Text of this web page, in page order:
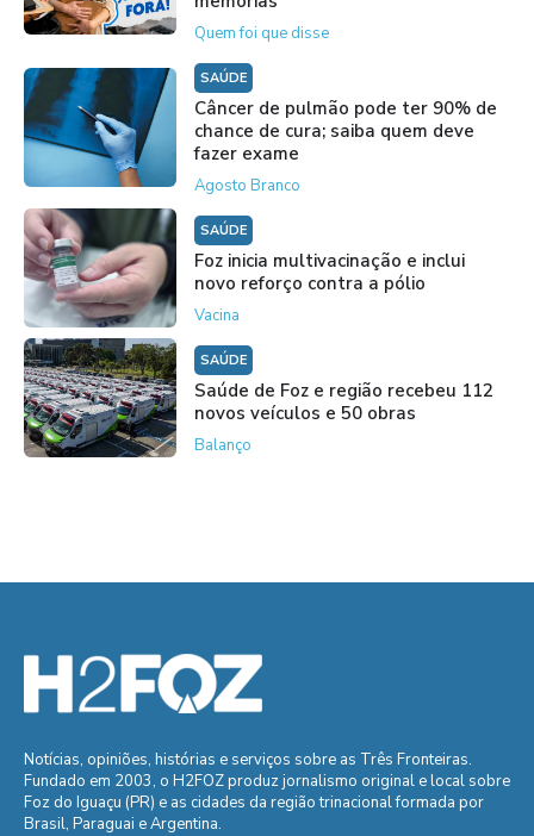
Quem foi que disse
SAÚDE
Câncer de pulmão pode ter 90% de
chance de cura; saiba quem deve
fazer exame
Agosto Branco
SAÚDE
Foz inicia multivacinação e inclui
novo reforço contra a pólio
Vacina
SAÚDE
Saúde de Foz e região recebeu 112
novos veículos e 50 obras
Balanço
Notícias, opiniões, histórias e serviços sobre as Três Fronteiras.
Fundado em 2003, o H2FOZ produz jornalismo original e local sobre
Foz do Iguaçu (PR) e as cidades da região trinacional formada por
Brasil, Paraguai e Argentina.